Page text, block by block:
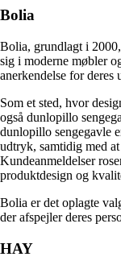
Bolia
Bolia, grundlagt i
sig i moderne møbler
anerkendelse for
Som et sted, hvor
også dunlopillo
dunlopillo sengegavle
udtryk, samtidig med
Kundeanmeldelser
produktdesign og
Bolia er det oplagte
der afspejler deres
HAY